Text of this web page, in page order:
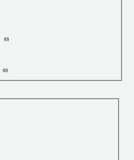
(0)
(0)